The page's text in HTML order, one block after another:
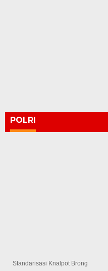
POLRI
Standarisasi Knalpot Brong